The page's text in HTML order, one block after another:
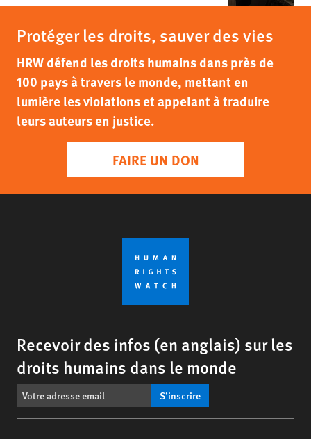
Protéger les droits, sauver des vies
HRW défend les droits humains dans près de
100 pays à travers le monde, mettant en
lumière les violations et appelant à traduire
leurs auteurs en justice.
FAIRE UN DON
Recevoir des infos (en anglais) sur les
droits humains dans le monde
S’inscrire